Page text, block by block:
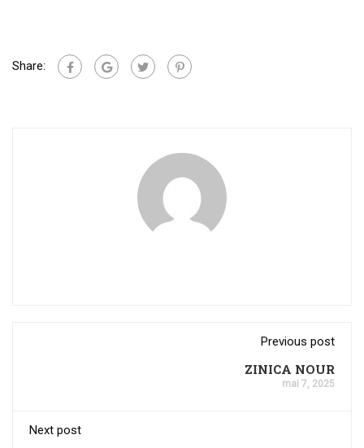
Share:
Previous post
ZINICA NOUR
mai 7, 2025
Next post